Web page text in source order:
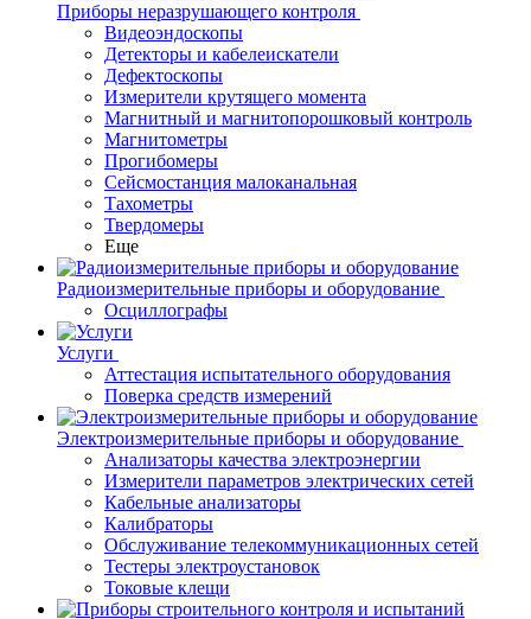
Приборы неразрушающего контроля
Видеоэндоскопы
Детекторы и кабелеискатели
Дефектоскопы
Измерители крутящего момента
Магнитный и магнитопорошковый контроль
Магнитометры
Прогибомеры
Сейсмостанция малоканальная
Тахометры
Твердомеры
Еще
Радиоизмерительные приборы и оборудование
Осциллографы
Услуги
Аттестация испытательного оборудования
Поверка средств измерений
Электроизмерительные приборы и оборудование
Анализаторы качества электроэнергии
Измерители параметров электрических сетей
Кабельные анализаторы
Калибраторы
Обслуживание телекоммуникационных сетей
Тестеры электроустановок
Токовые клещи